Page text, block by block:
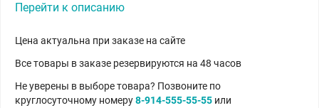
Перейти к описанию
Цена актуальна при заказе на сайте
Все товары в заказе резервируются на 48 часов
Не уверены в выборе товара? Позвоните по
круглосуточному номеру8-914-555-55-55 или